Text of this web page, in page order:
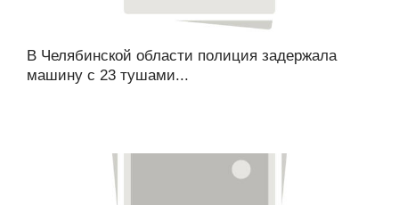
В Челябинской области полиция задержала
машину с 23 тушами...